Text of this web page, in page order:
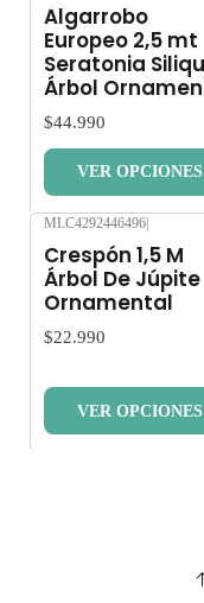
Algarrobo
Europeo 2,5 mt
Seratonia
Árbol
$44.990
VER OPCIONES
MLC4292446496|
Crespón 1,5 M
Árbol De Júpite
Ornamental
$22.990
VER OPCIONES